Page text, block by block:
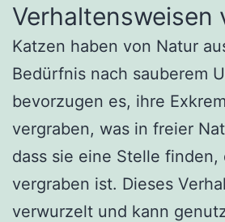
Verhaltensweisen
Katzen haben von Natur
Bedürfnis nach sauberem
bevorzugen es, ihre
vergraben, was in freier
dass sie eine Stelle finden,
vergraben ist. Dieses
verwurzelt und kann